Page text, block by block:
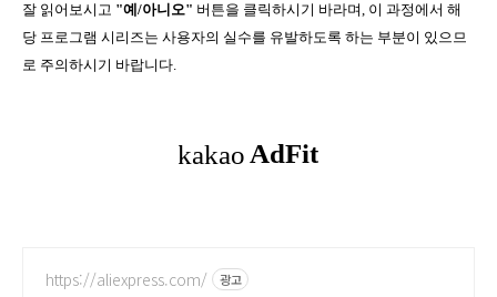
잘 읽어보시고 "예/아니오" 버튼을 클릭하시기 바라며, 이 과정에서 해
당 프로그램 시리즈는 사용자의 실수를 유발하도록 하는 부분이 있으므
로 주의하시기 바랍니다.
https://aliexpress.com/ 광고